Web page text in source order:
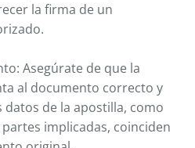
la firma de un
Asegúrate de que la
al documento correcto y
de la apostilla, como
implicadas, coinciden